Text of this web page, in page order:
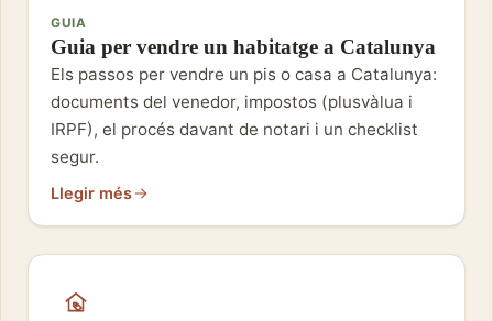
GUIA
Guia per vendre un habitatge a Catalunya
Els passos per vendre un pis o casa a Catalunya:
documents del venedor, impostos (plusvàlua i
IRPF), el procés davant de notari i un checklist
segur.
Llegir més